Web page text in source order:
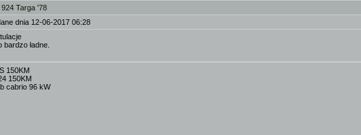
924 Targa '78
dnia 12-06-2017 06:28
bardzo ładne.
150KM
150KM
cabrio 96 kW